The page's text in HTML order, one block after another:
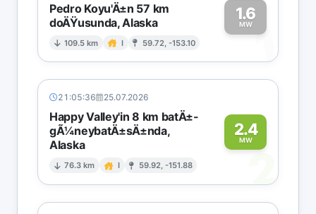
Pedro Koyu'Ä±n 57 km
doÄŸusunda, Alaska
109.5 km I 59.72, -153.10
1.6
MW1
21:05:36 25.07.2026
Happy Valley'in 8 km batÄ±-
gÃ¼neybatÄ±sÄ±nda,
Alaska
76.3 km I 59.92, -151.88
2.4
MW
2